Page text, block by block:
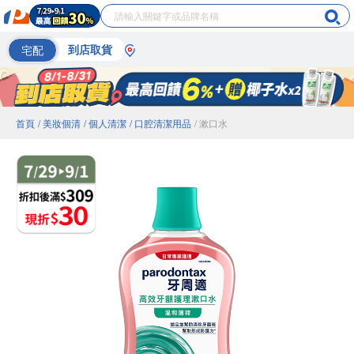
宅配 到店取貨
首頁 / 美妝個清 / 個人清潔 / 口腔清潔用品 / 漱口水